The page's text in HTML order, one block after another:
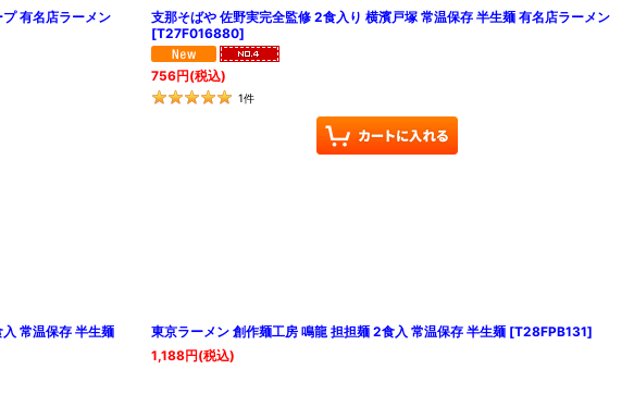
有名店ラーメン
支那そばや 佐野実完全監修 2食入り 横濱戸塚 常温保存 半生麺 有名店ラーメン
[T27F016880]
756円(税込)
1件
常温保存 半生麺
東京ラーメン 創作麺工房 鳴龍 担担麺 2食入 常温保存 半生麺 [T28FPB131]
1,188円(税込)